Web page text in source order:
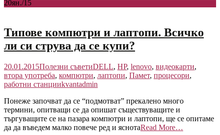
20ян./15
Типове компютри и лаптопи. Всичко
ли си струва да се купи?
20.01.2015Полезни съветиDELL, HP, lenovo, видеокарти,
втора употреба, компютри, лаптопи, Памет, процесори,
работни станцииkvantadmin
Понеже започват да се “подмотват” прекалено много
термини, опитващи се да опишат съществуващите и
търгуващите се на пазара компютри и лаптопи, ще се опитаме
да да въведем малко повече ред и яснотаRead More…